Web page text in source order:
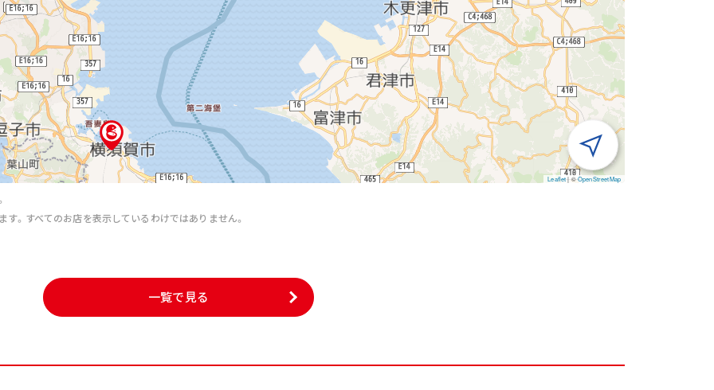
Leaflet|©OpenStreetMap
。すべてのお店を表示しているわけではありません。
一覧で見る